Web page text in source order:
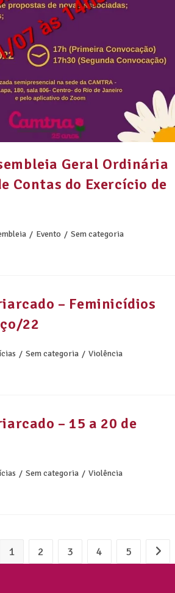
Geral Ordinária
Contas do Exercício de
/ Evento / Sem categoria
– Feminicídios
22
/ Sem categoria / Violência
– 15 a 20 de
/ Sem categoria / Violência
1 2 3 4 5